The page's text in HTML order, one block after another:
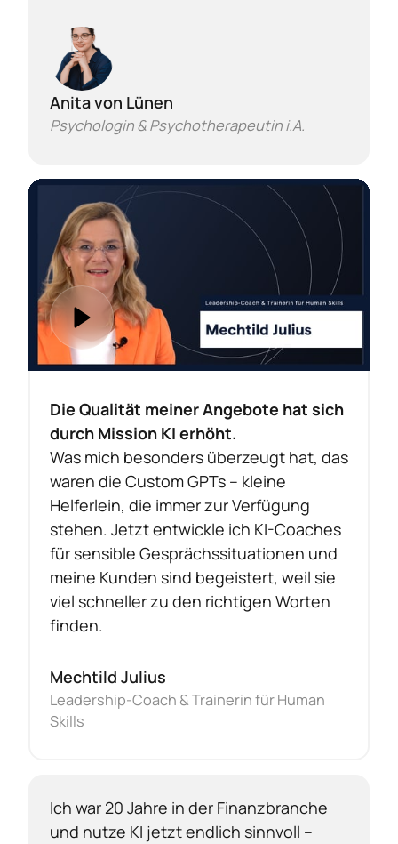
Anita von Lünen
Psychologin & Psychotherapeutin i.A.
Die Qualität meiner Angebote hat sich
durch Mission KI erhöht.
Was mich besonders überzeugt hat, das
waren die Custom GPTs – kleine
Helferlein, die immer zur Verfügung
stehen. Jetzt entwickle ich KI-Coaches
für sensible Gesprächssituationen und
meine Kunden sind begeistert, weil sie
viel schneller zu den richtigen Worten
finden.
Mechtild Julius
Leadership-Coach & Trainerin für Human
Skills
Ich war 20 Jahre in der Finanzbranche
und nutze KI jetzt endlich sinnvoll –